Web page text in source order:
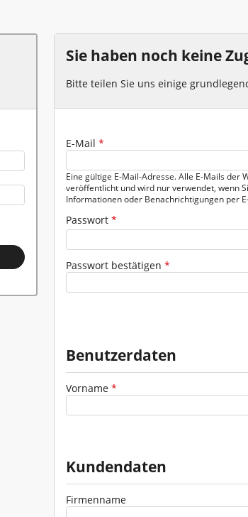
Heben - Zurren
Heizen - Klima - Winterbedarf
Sie haben noch keine
Bitte teilen Sie uns einige
E-Mail *
Eine gültige E-Mail-Adresse. Alle E-Mails der
veröffentlicht und wird nur verwendet, wenn
Informationen oder Benachrichtigungen per
Passwort *
Passwort bestätigen *
Geben Sie das Passwort für das neue Konto in
Benutzerdaten
Vorname *
Kundendaten
Firmenname